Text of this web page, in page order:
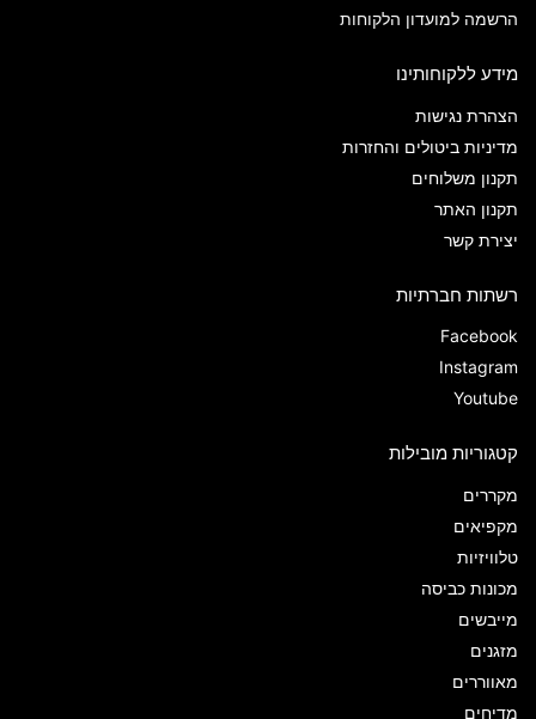
הרשמה למועדון הלקוחות
מידע ללקוחותינו
הצהרת נגישות
מדיניות ביטולים והחזרות
תקנון משלוחים
תקנון האתר
יצירת קשר
רשתות חברתיות
Facebook
Instagram
Youtube
קטגוריות מובילות
מקררים
מקפיאים
טלוויזיות
מכונות כביסה
מייבשים
מזגנים
מאווררים
מדיחים